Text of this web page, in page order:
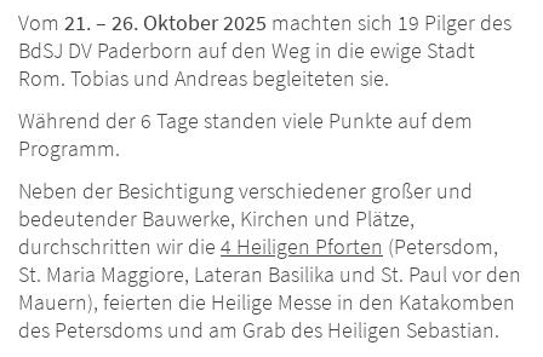
Vom 21. – 26. Oktober 2025 machten sich 19 Pilger des
BdSJ DV Paderborn auf den Weg in die ewige Stadt
Rom. Tobias und Andreas begleiteten sie.
Während der 6 Tage standen viele Punkte auf dem
Programm.
Neben der Besichtigung verschiedener großer und
bedeutender Bauwerke, Kirchen und Plätze,
durchschritten wir die 4 Heiligen Pforten (Petersdom,
St. Maria Maggiore, Lateran Basilika und St. Paul vor den
Mauern), feierten die Heilige Messe in den Katakomben
des Petersdoms und am Grab des Heiligen Sebastian.